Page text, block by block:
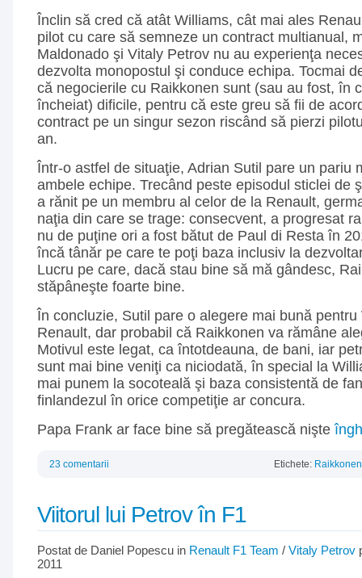
Înclin să cred că atât Williams, cât mai ales
pilot cu care să semneze un contract multianual,
Maldonado şi Vitaly Petrov nu au experienţa
dezvolta monopostul şi conduce echipa. Tocmai
că negocierile cu Raikkonen sunt (sau au fost, în
încheiat) dificile, pentru că este greu să fii de
contract pe un singur sezon riscând să pierzi
an.
Într-o astfel de situaţie, Adrian Sutil pare un pariu
ambele echipe. Trecând peste episodul sticlei de
a rănit pe un membru al celor de la Renault,
naţia din care se trage: consecvent, a progresat
nu de puţine ori a fost bătut de Paul di Resta în
încă tânăr pe care te poţi baza inclusiv la
Lucru pe care, dacă stau bine să mă gândesc,
stăpâneşte foarte bine.
În concluzie, Sutil pare o alegere mai bună pentru
Renault, dar probabil că Raikkonen va rămâne
Motivul este legat, ca întotdeauna, de bani, iar
sunt mai bine veniţi ca niciodată, în special la
mai punem la socoteală şi baza consistentă de
finlandezul în orice competiţie ar concura.
Papa Frank ar face bine să pregătească nişte
23 comentarii Etichete: Raikkonen
Viitorul lui Petrov în F1
Postat de Daniel Popescu in Renault F1 Team / Vitaly Petrov
2011